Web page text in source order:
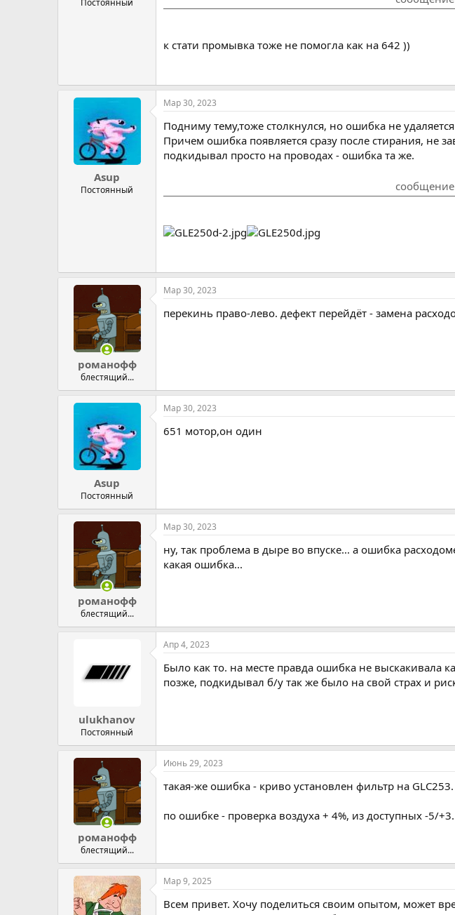
Постоянный
к стати промывка тоже не помогла как на 642 ))
Asup
Постоянный
Мар 30, 2023
Подниму тему,тоже столкнулся, но ошибка не
Причем ошибка появляется сразу после стирания, не
подкидывал просто на проводах - ошибка та же.
сообщение
романофф
блестящий...
Мар 30, 2023
перекинь право-лево. дефект перейдёт - замена
Asup
Постоянный
Мар 30, 2023
651 мотор,он один
романофф
блестящий...
Мар 30, 2023
ну, так проблема в дыре во впуске... а ошибка
какая ошибка...
ulukhanov
Постоянный
Апр 4, 2023
Было как то. на месте правда ошибка не выскакивала
позже, подкидывал б/у так же было на свой страх и
романофф
блестящий...
Июнь 29, 2023
такая-же ошибка - криво установлен фильтр на GLC253.
по ошибке - проверка воздуха + 4%, из доступных -5/+3.
Мар 9, 2025
Всем привет. Хочу поделиться своим опытом, может